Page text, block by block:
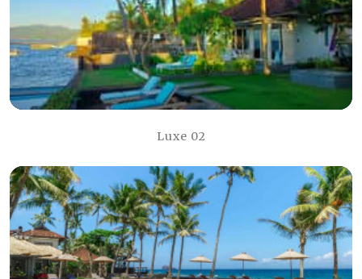
Luxe 02